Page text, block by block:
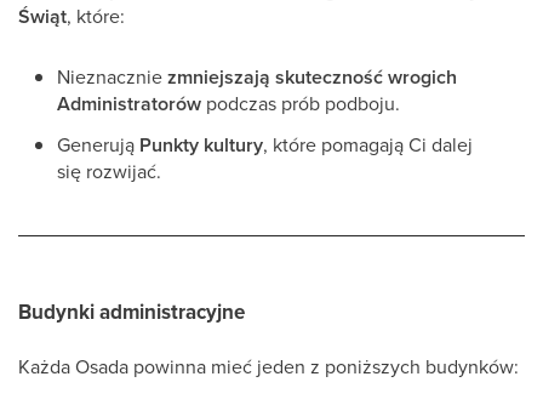
Świąt, które:
Nieznaczniezmniejszają skuteczność wrogich
Administratorów podczas prób podboju.
Generują Punkty kultury, które pomagają Ci dalej
się rozwijać.
Budynki administracyjne
Każda Osada powinna mieć jeden z poniższych budynków: